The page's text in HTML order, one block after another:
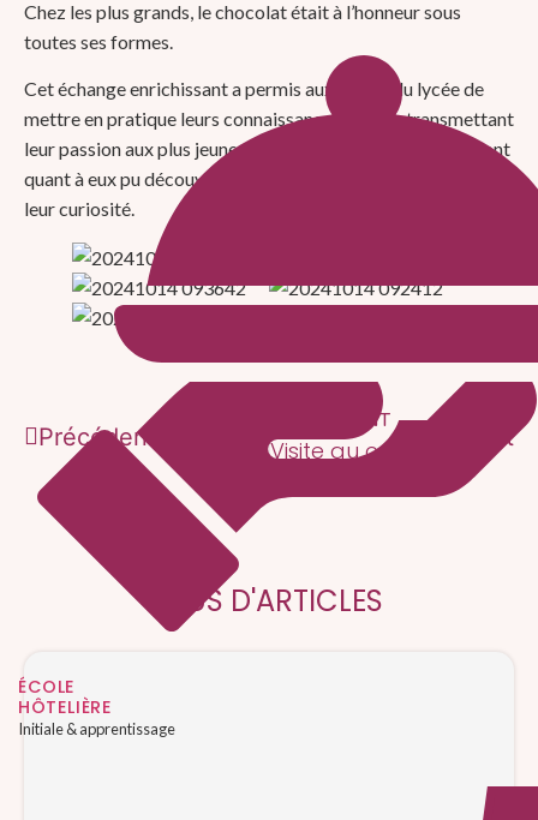
ÉCOLE
HÔTELIÈRE
Initiale & apprentissage
Chez les plus grands, le chocolat était à l’honneur sous
toutes ses formes.
Cet échange enrichissant a permis aux élèves du lycée de
mettre en pratique leurs connaissances tout en transmettant
leur passion aux plus jeunes. Les enfants de la maternelle ont
quant à eux pu découvrir de nouvelles saveurs et développer
leur curiosité.
Précédent
SUIVANT
Visite au centre hospitalier de Saumur Suivant
PLUS D'ARTICLES